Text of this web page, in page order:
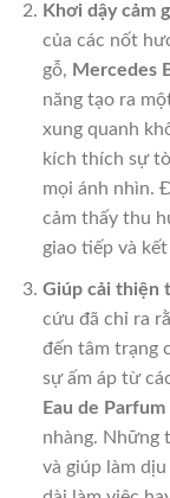
Khơi dậy cảm
của các nốt
gỗ, Mercedes
năng tạo ra
xung quanh
kích thích sự
mọi ánh nhìn.
cảm thấy thu
giao tiếp và
Giúp cải thiện
cứu đã chỉ ra
đến tâm trạng
sự ấm áp từ
Eau de Parfum
nhàng. Những
và giúp làm